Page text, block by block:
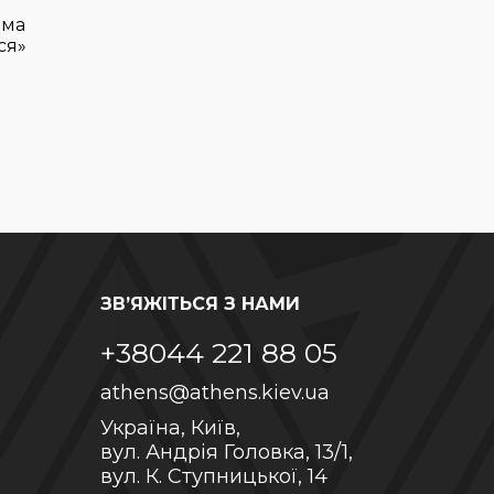
ЗВ’ЯЖІТЬСЯ З НАМИ
+38044 221 88 05
athens@athens.kiev.ua
Україна, Київ,
вул. Андрія Головка, 13/1,
вул. К. Ступницької, 14